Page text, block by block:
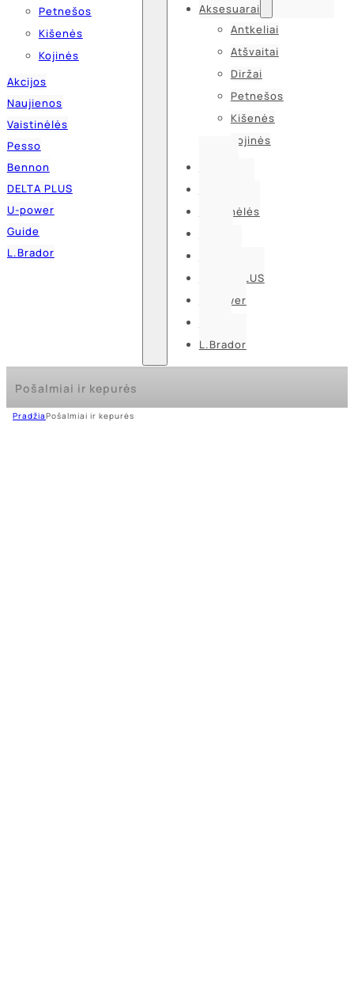
Petnešos
Kišenės
Kojinės
Akcijos
Naujienos
Vaistinėlės
Pesso
Bennon
DELTA PLUS
U-power
Guide
L.Brador
Aksesuarai
Antkeliai
Atšvaitai
Diržai
Petnešos
Kišenės
Kojinės
Vaistinėlės
DELTA PLUS
U-power
L.Brador
Pošalmiai ir kepurės
PradžiaPošalmiai ir kepurės